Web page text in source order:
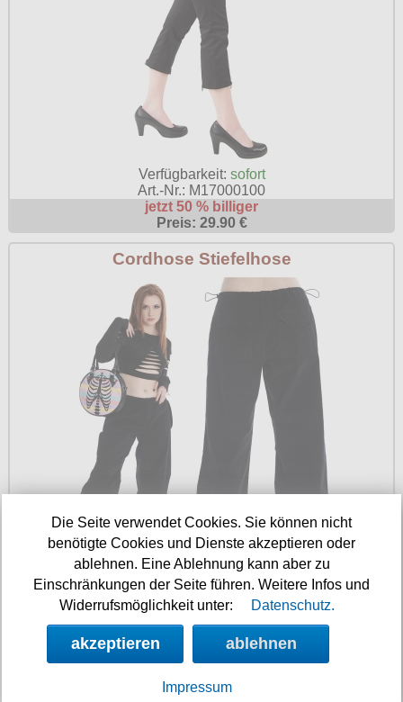
Verfügbarkeit: sofort
Art.-Nr.: M17000100
jetzt 50 % billiger
Preis: 29.90 €
Cordhose Stiefelhose
Verfügbarkeit:
sofort
Art.-Nr.: BATR31170
Preis: 69.90 €
Damen Jeans
Die Seite verwendet Cookies. Sie können nicht
benötigte Cookies und Dienste akzeptieren oder
ablehnen. Eine Ablehnung kann aber zu
Einschränkungen der Seite führen. Weitere Infos und
Widerrufsmöglichkeit unter:
Datenschutz.
akzeptieren ablehnen
Impressum